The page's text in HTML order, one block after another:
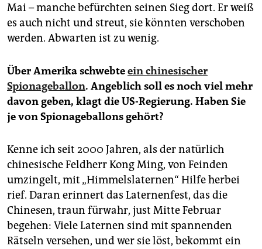
Mai – manche befürchten seinen Sieg dort. Er weiß
es auch nicht und streut, sie könnten verschoben
werden. Abwarten ist zu wenig.
Über Amerika schwebteein chinesischer
Spionageballon. Angeblich soll es noch viel mehr
davon geben, klagt die US-Regierung. Haben Sie
je von Spionageballons gehört?
Kenne ich seit 2000 Jahren, als der natürlich
chinesische Feldherr Kong Ming, von Feinden
umzingelt, mit „Himmelslaternen“ Hilfe herbei
rief. Daran erinnert das Laternenfest, das die
Chinesen, traun fürwahr, just Mitte Februar
begehen: Viele Laternen sind mit spannenden
Rätseln versehen, und wer sie löst, bekommt ein